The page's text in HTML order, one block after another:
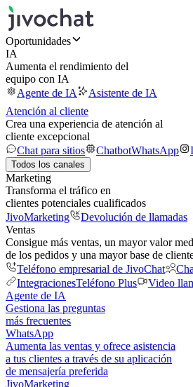
Oportunidades
IA
Aumenta el rendimiento del
equipo con IA
Agente de IA
Asistente de IA
Atención al cliente
Crea una experiencia de atención al
cliente excepcional
Chat para sitios
ChatbotWhatsApp
Todos los canales
Marketing
Transforma el tráfico en
clientes potenciales cualificados
JivoMarketing
Devolución de llamadas
Ventas
Consigue más ventas, un mayor valor
de los pedidos y una mayor base de
Teléfono empresarial de JivoChat
IntegracionesTeléfono Plus Video
Agente de IA
Gestiona las preguntas
más frecuentes
WhatsApp
Aumenta las ventas y ofrece asistencia
a tus clientes a través de su aplicación
de mensajería preferida
JivoMarketing